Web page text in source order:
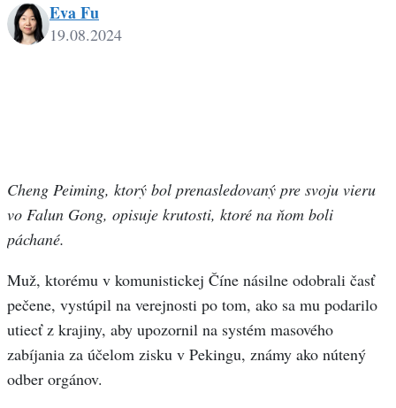
Eva Fu
19.08.2024
Cheng Peiming, ktorý bol prenasledovaný pre svoju vieru
vo Falun Gong, opisuje krutosti, ktoré na ňom boli
páchané.
Muž, ktorému v komunistickej Číne násilne odobrali časť
pečene, vystúpil na verejnosti po tom, ako sa mu podarilo
utiecť z krajiny, aby upozornil na systém masového
zabíjania za účelom zisku v Pekingu, známy ako nútený
odber orgánov.